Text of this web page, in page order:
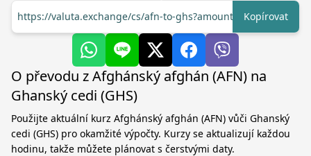
https://valuta.exchange/cs/afn-to-ghs?amount=1 Kopírovat
O převodu z Afghánský afghán (AFN) na
Ghanský cedi (GHS)
Použijte aktuální kurz Afghánský afghán (AFN) vůči Ghanský
cedi (GHS) pro okamžité výpočty. Kurzy se aktualizují každou
hodinu, takže můžete plánovat s čerstvými daty.